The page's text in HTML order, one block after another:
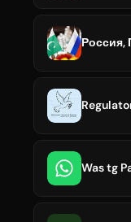
Россия,
Was tg